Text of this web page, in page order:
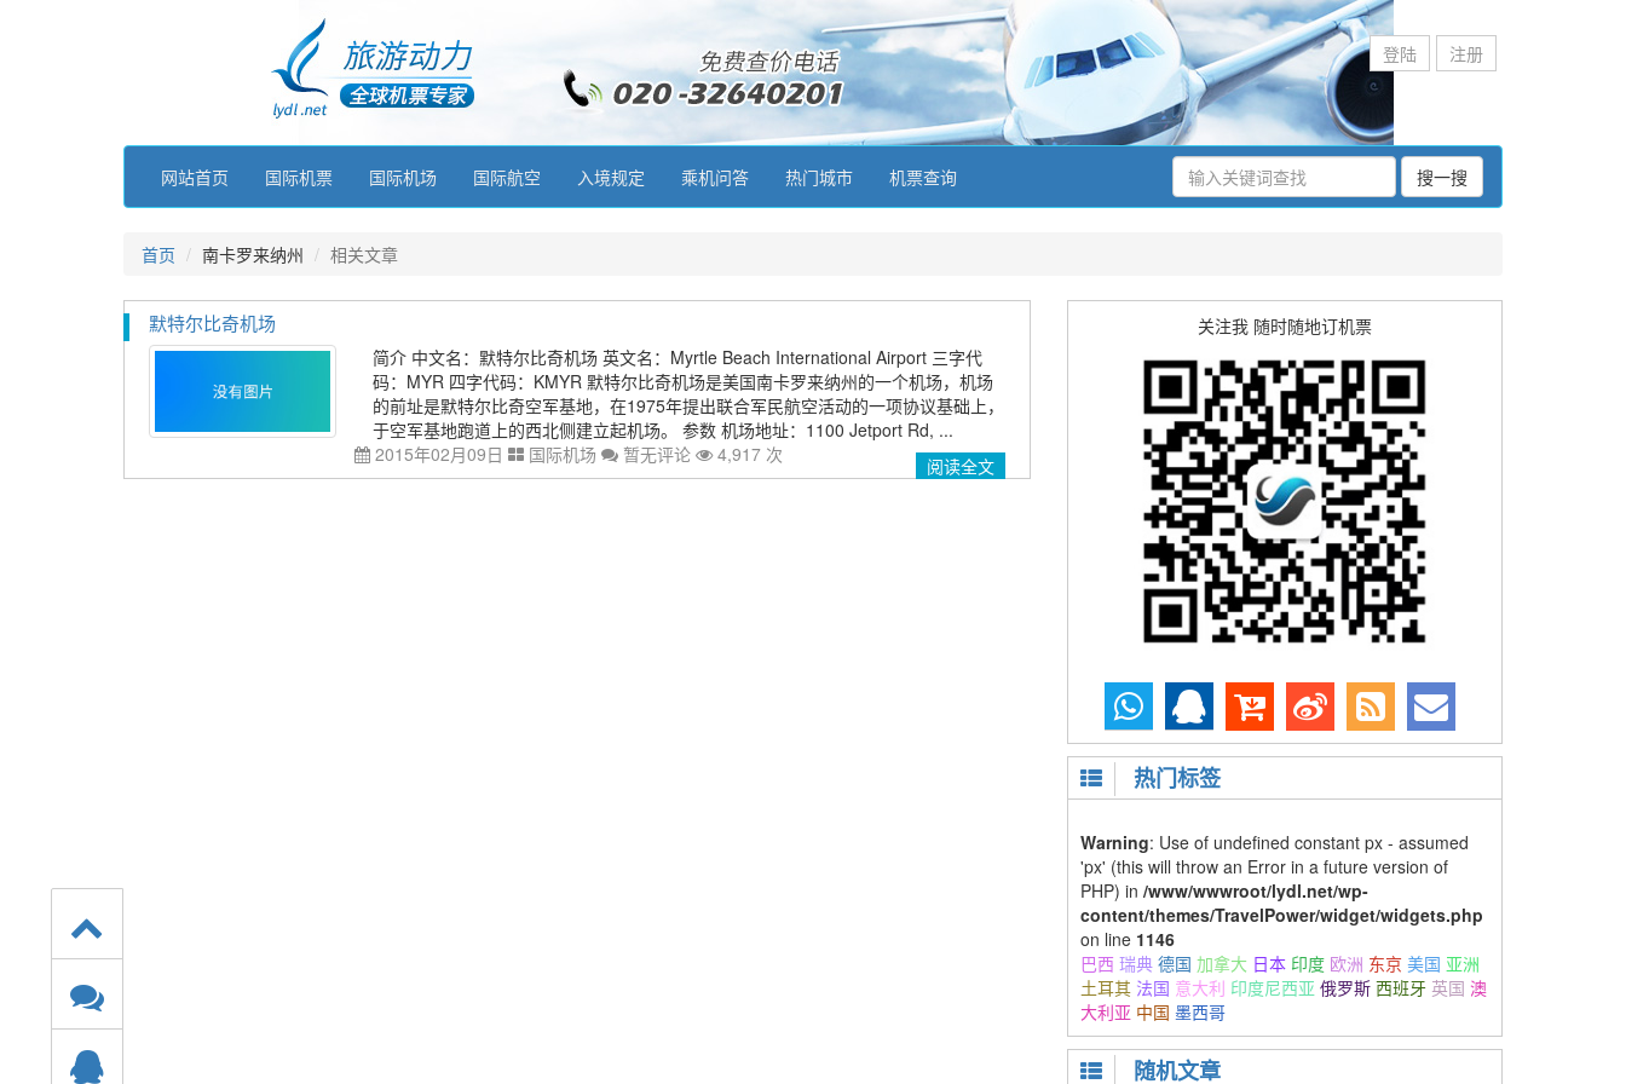
登陆 注册
网站首页 国际机票 国际机场 国际航空 入境规定 乘机问答 热门城市 机票查询 搜一搜
首页 南卡罗来纳州 相关文章
默特尔比奇机场
简介 中文名：默特尔比奇机场 英文名：Myrtle Beach International Airport 三字代
码：MYR 四字代码：KMYR 默特尔比奇机场是美国南卡罗来纳州的一个机场，机场
的前址是默特尔比奇空军基地，在1975年提出联合军民航空活动的一项协议基础上，
于空军基地跑道上的西北侧建立起机场。 参数 机场地址：1100 Jetport Rd, ...
2015年02月09日
国际机场 暂无评论 4,917 次 阅读全文
关注我 随时随地订机票
热门标签
Warning: Use of undefined constant px - assumed
'px' (this will throw an Error in a future version of
PHP) in /www/wwwroot/lydl.net/wp-
content/themes/TravelPower/widget/widgets.php
on line 1146
巴西 瑞典 德国 加拿大 日本 印度 欧洲 东京 美国 亚洲
土耳其 法国 意大利 印度尼西亚 俄罗斯 西班牙 英国 澳
大利亚 中国 墨西哥
随机文章